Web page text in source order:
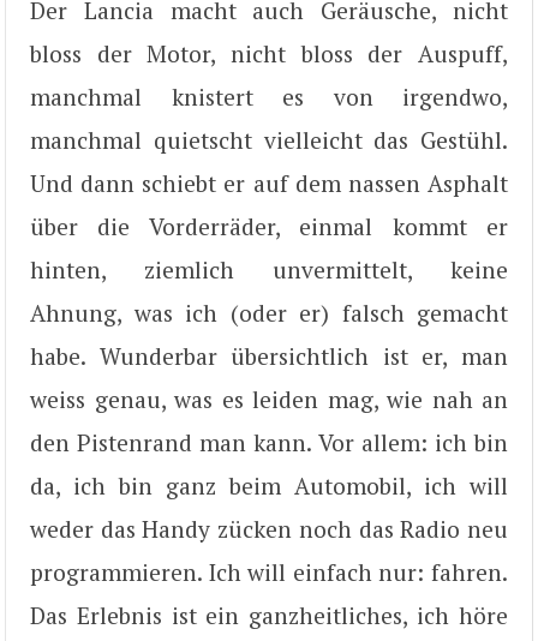
Der Lancia macht auch Geräusche, nicht
bloss der Motor, nicht bloss der Auspuff,
manchmal knistert es von irgendwo,
manchmal quietscht vielleicht das Gestühl.
Und dann schiebt er auf dem nassen Asphalt
über die Vorderräder, einmal kommt er
hinten, ziemlich unvermittelt, keine
Ahnung, was ich (oder er) falsch gemacht
habe. Wunderbar übersichtlich ist er, man
weiss genau, was es leiden mag, wie nah an
den Pistenrand man kann. Vor allem: ich bin
da, ich bin ganz beim Automobil, ich will
weder das Handy zücken noch das Radio neu
programmieren. Ich will einfach nur: fahren.
Das Erlebnis ist ein ganzheitliches, ich höre